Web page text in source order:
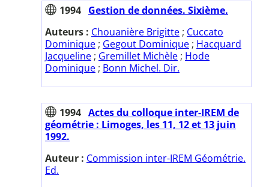
1994 Gestion de données. Sixième.
Auteurs : Chouanière Brigitte ; Cuccato
Dominique ; Gegout Dominique ; Hacquard
Jacqueline ; Gremillet Michèle ; Hode
Dominique ; Bonn Michel. Dir.
1994 Actes du colloque inter-IREM de
géométrie : Limoges, les 11, 12 et 13 juin
1992.
Auteur : Commission inter-IREM Géométrie.
Ed.